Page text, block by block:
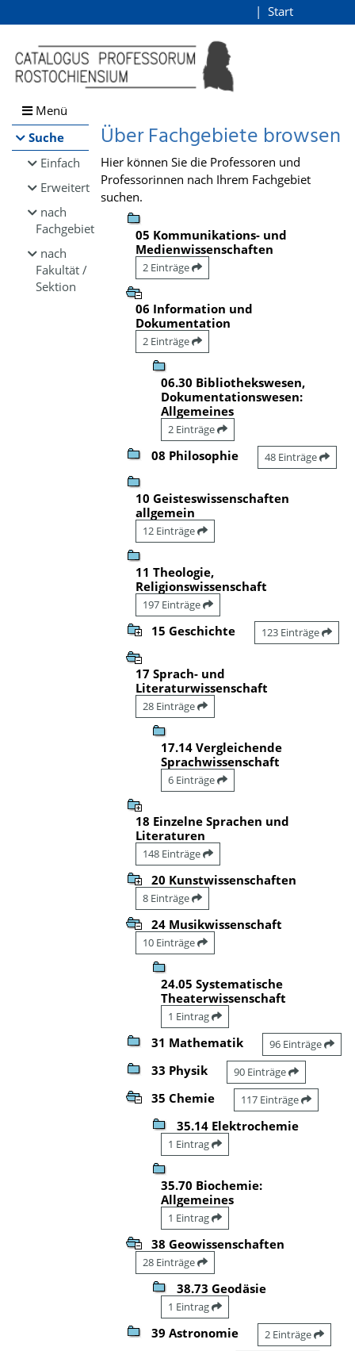
Browsen
direkt zum Inhalt
Start
Menü
Suche
Einfach
Erweitert
nach
Fachgebiet
nach
Fakultät /
Sektion
Über Fachgebiete browsen
Hier können Sie die Professoren und
Professorinnen nach Ihrem Fachgebiet
suchen.
05 Kommunikations- und
Medienwissenschaften
2 Einträge
06 Information und
Dokumentation
2 Einträge
06.30 Bibliothekswesen,
Dokumentationswesen:
Allgemeines
2 Einträge
08 Philosophie 48 Einträge
10 Geisteswissenschaften
allgemein
12 Einträge
11 Theologie,
Religionswissenschaft
197 Einträge
15 Geschichte 123 Einträge
17 Sprach- und
Literaturwissenschaft
28 Einträge
17.14 Vergleichende
Sprachwissenschaft
6 Einträge
18 Einzelne Sprachen und
Literaturen
148 Einträge
20 Kunstwissenschaften
8 Einträge
24 Musikwissenschaft
10 Einträge
24.05 Systematische
Theaterwissenschaft
1 Eintrag
31 Mathematik 96 Einträge
33 Physik 90 Einträge
35 Chemie 117 Einträge
35.14 Elektrochemie
1 Eintrag
35.70 Biochemie:
Allgemeines
1 Eintrag
38 Geowissenschaften
28 Einträge
38.73 Geodäsie
1 Eintrag
39 Astronomie 2 Einträge